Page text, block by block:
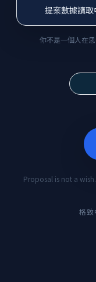
提案數據讀
你不是一個人在
Proposal is not a
格